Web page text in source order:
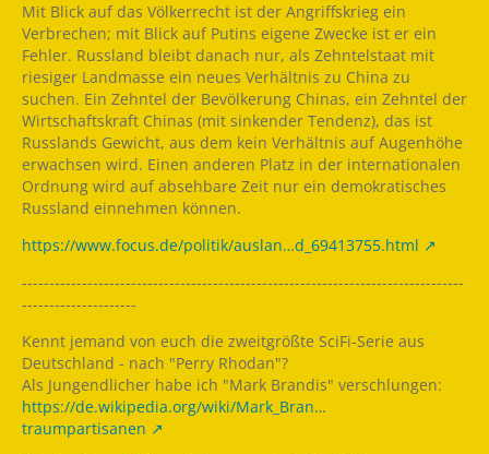
Mit Blick auf das Völkerrecht ist der Angriffskrieg ein
Verbrechen; mit Blick auf Putins eigene Zwecke ist er ein
Fehler. Russland bleibt danach nur, als Zehntelstaat mit
riesiger Landmasse ein neues Verhältnis zu China zu
suchen. Ein Zehntel der Bevölkerung Chinas, ein Zehntel der
Wirtschaftskraft Chinas (mit sinkender Tendenz), das ist
Russlands Gewicht, aus dem kein Verhältnis auf Augenhöhe
erwachsen wird. Einen anderen Platz in der internationalen
Ordnung wird auf absehbare Zeit nur ein demokratisches
Russland einnehmen können.
https://www.focus.de/politik/auslan…d_69413755.html
---------------------------------------------------------------------------------
---------------------
Kennt jemand von euch die zweitgrößte SciFi-Serie aus
Deutschland - nach "Perry Rhodan"?
Als Jungendlicher habe ich "Mark Brandis" verschlungen:
https://de.wikipedia.org/wiki/Mark_Bran…
traumpartisanen